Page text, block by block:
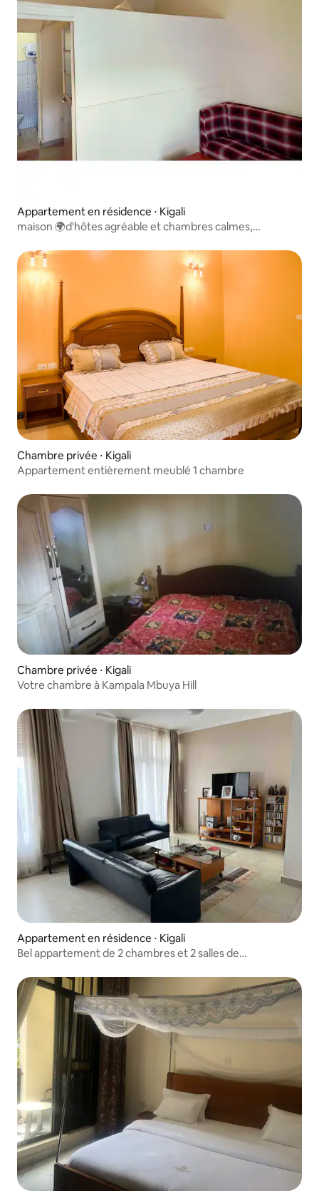
Appartement en résidence ⋅ Kigali
maison 🌍d'hôtes agréable et chambres calmes,
Chambre privée ⋅ Kigali
Appartement entièrement meublé 1 chambre
Chambre privée ⋅ Kigali
Votre chambre à Kampala Mbuya Hill
Appartement en résidence ⋅ Kigali
Bel appartement de 2 chambres et 2 salles de